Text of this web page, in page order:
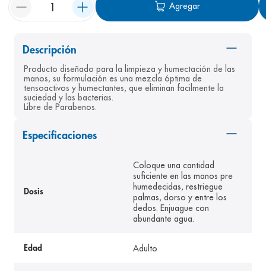
Agregar
Descripción
Producto diseñado para la limpieza y humectación de las
manos, su formulación es una mezcla óptima de
tensoactivos y humectantes, que eliminan facilmente la
suciedad y las bacterias.
Libre de Parabenos.
Especificaciones
Dosis
Coloque una cantidad
suficiente en las manos pre
humedecidas, restriegue
palmas, dorso y entre los
dedos. Enjuague con
abundante agua.
Edad Adulto